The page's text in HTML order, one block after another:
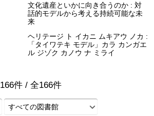
文化遺産といかに向き合うのか : 対
話的モデルから考える持続可能な未
来
ヘリテージ ト イカニ ムキアウ ノカ :
「タイワテキ モデル」カラ カンガエ
ル ジゾク カノウ ナ ミライ
166件 / 全166件
すべての図書館